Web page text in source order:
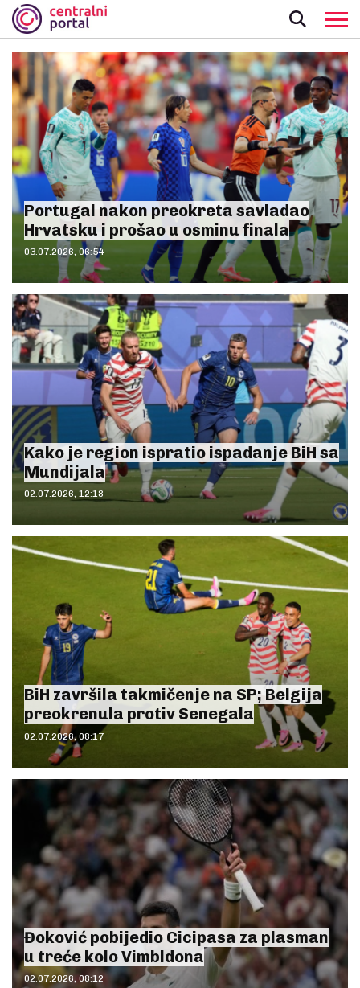
Portugal nakon preokreta savladao
Hrvatsku i prošao u osminu finala
03.07.2026, 06:54
Kako je region ispratio ispadanje BiH sa
Mundijala
02.07.2026, 12:18
BiH završila takmičenje na SP; Belgija
preokrenula protiv Senegala
02.07.2026, 08:17
Đoković pobijedio Cicipasa za plasman
u treće kolo Vimbldona
02.07.2026, 08:12